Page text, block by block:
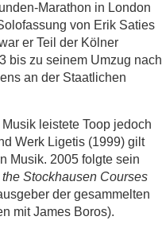
Marathon in London
von Erik Saties
er Teil der Kölner
bis zu seinem Umzug nach
an der Staatlichen
leistete Toop jedoch
Werk Ligetis (1999) gilt
Musik. 2005 folgte sein
Stockhausen Courses
der gesammelten
mit James Boros).